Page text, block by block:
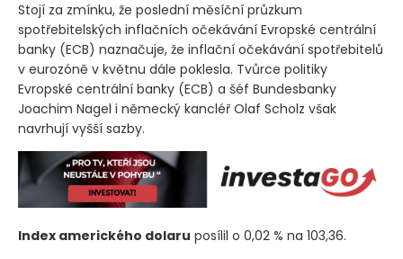
Stojí za zmínku, že poslední měsíční průzkum
spotřebitelských inflačních očekávání Evropské centrální
banky (ECB) naznačuje, že inflační očekávání spotřebitelů
v eurozóně v květnu dále poklesla. Tvůrce politiky
Evropské centrální banky (ECB) a šéf Bundesbanky
Joachim Nagel i německý kancléř Olaf Scholz však
navrhují vyšší sazby.
Index amerického dolaru posílil o 0,02 % na 103,36.